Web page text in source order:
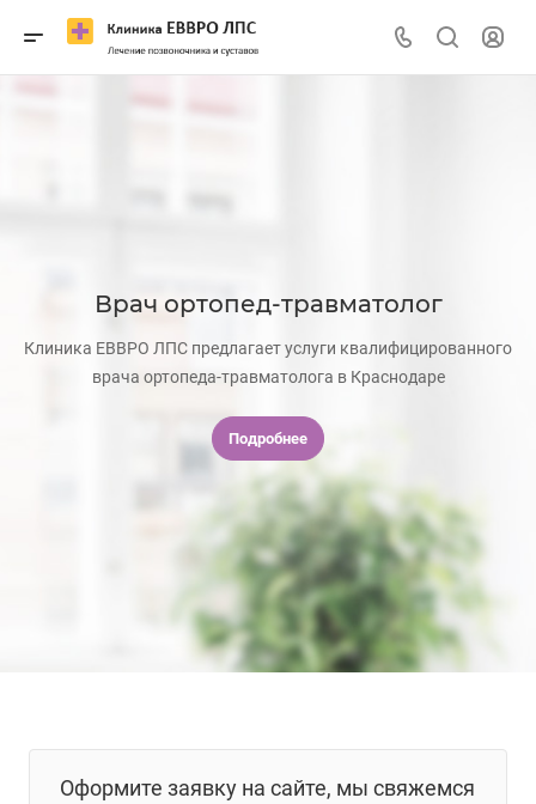
Врач ортопед-травматолог
Клиника ЕВВРО ЛПС предлагает услуги квалифицированного
врача ортопеда-травматолога в Краснодаре
Подробнее
Оформите заявку на сайте, мы свяжемся